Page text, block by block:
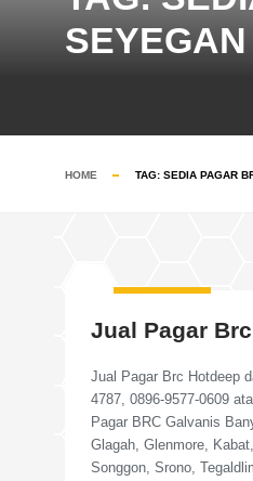
SEYEGAN
HOME TAG: SEDIA PAGAR
Jual Pagar
Jual Pagar Brc Hotdeep
4787, 0896-9577-0609
Pagar BRC Galvanis
Glagah, Glenmore,
Songgon, Srono,